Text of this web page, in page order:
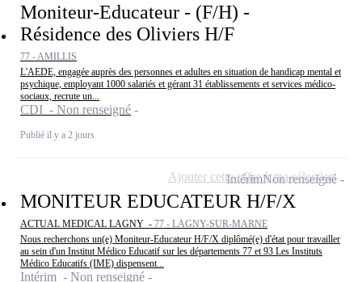
Moniteur-Educateur - (F/H) -
Résidence des Oliviers H/F
77 - AMILLIS
L'AEDE, engagée auprès des personnes et adultes en situation de handicap mental et
psychique, employant 1000 salariés et gérant 31 établissements et services médico-
sociaux, recrute un...
CDI - Non renseigné
Publié il y a 2 jours
MONITEUR EDUCATEUR H/F/X
ACTUAL MEDICAL LAGNY - 77 - LAGNY-SUR-MARNE
Nous recherchons un(e) Moniteur-Educateur H/F/X diplômé(e) d'état pour travailler
au sein d'un Institut Médico Educatif sur les départements 77 et 93 Les Instituts
Médico Educatifs (IME) dispensent...
Intérim - Non renseigné
IntérimNon renseigné
Ajouter cette offre à ma sélection